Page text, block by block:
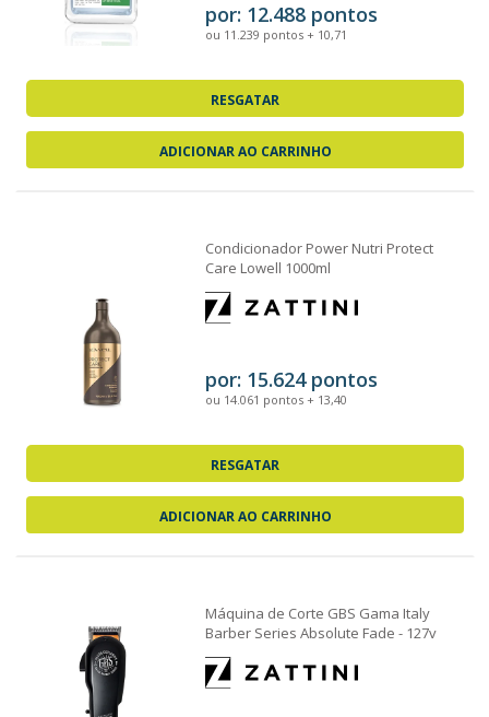
por: 12.488 pontos
ou 11.239 pontos + 10,71
RESGATAR
ADICIONAR AO CARRINHO
Condicionador Power Nutri Protect
Care Lowell 1000ml
por: 15.624 pontos
ou 14.061 pontos + 13,40
RESGATAR
ADICIONAR AO CARRINHO
Máquina de Corte GBS Gama Italy
Barber Series Absolute Fade - 127v